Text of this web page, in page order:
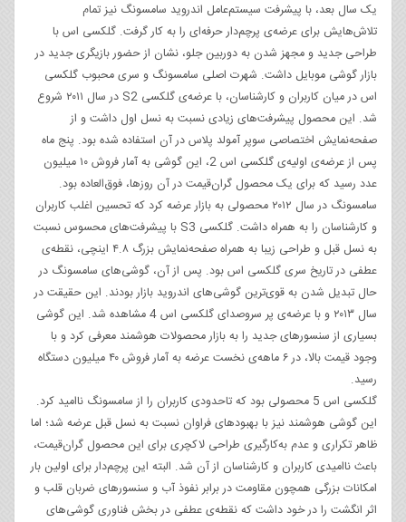
یک سال بعد، با پیشرفت سیستم‌عامل اندروید سامسونگ نیز تمام
تلاش‌هایش برای عرضه‌ی پرچم‌دار حرفه‌ای را به کار گرفت. گلکسی اس با
طراحی جدید و مجهز شدن به دوربین جلو، نشان از حضور بازیگری جدید در
بازار گوشی‌ موبایل داشت. شهرت اصلی سامسونگ و سری محبوب گلکسی
اس در میان کاربران و کارشناسان، با عرضه‌ی گلکسی S2 در سال ۲۰۱۱ شروع
شد. این محصول پیشرفت‌های زیادی نسبت به نسل اول داشت و از
صفحه‌نمایش اختصاصی سوپر آمولد پلاس در آن استفاده شده بود. پنج ماه
پس از عرضه‌ی اولیه‌ی گلکسی اس 2، این گوشی به آمار فروش ۱۰ میلیون
عدد رسید که برای یک محصول گران‌قیمت در آن روزها، فوق‌العاده بود.
سامسونگ در سال ۲۰۱۲ محصولی به بازار عرضه کرد که تحسین اغلب کاربران
و کارشناسان را به همراه داشت. گلکسی S3 با پیشرفت‌های محسوس نسبت
به نسل قبل و طراحی زیبا به همراه صفحه‌نمایش بزرگ ۴.۸ اینچی، نقطه‌ی
عطفی در تاریخ سری گلکسی اس بود. پس از آن، گوشی‌های سامسونگ در
حال تبدیل شدن به قوی‌ترین گوشی‌های اندروید بازار بودند. این حقیقت در
سال ۲۰۱۳ و با عرضه‌ی پر سروصدای گلکسی اس 4 مشاهده شد. این گوشی
بسیاری از سنسورهای جدید را به بازار محصولات هوشمند معرفی کرد و با
وجود قیمت بالا، در ۶ ماهه‌ی نخست عرضه به آمار فروش ۴۰ میلیون دستگاه
رسید.
گلکسی اس 5 محصولی بود که تاحدودی کاربران را از سامسونگ ناامید کرد.
این گوشی هوشمند نیز با بهبودهای فراوان نسبت به نسل قبل عرضه شد؛ اما
ظاهر تکراری و عدم به‌کارگیری طراحی لاکچری برای این محصول گران‌قیمت،
باعث ناامیدی کاربران و کارشناسان از آن شد. البته این پرچم‌دار برای اولین بار
امکانات بزرگی همچون مقاومت در برابر نفوذ آب و سنسورهای ضربان قلب و
اثر انگشت را در خود داشت که نقطه‌ی عطفی در بخش فناوری گوشی‌های